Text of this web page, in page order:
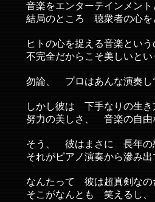
音楽をエンターテインメン
結局のところ 聴衆者の心を
ヒトの心を捉える音楽とい
不完全だからこそ美しいと
勿論、 プロはあんな演奏し
しかし彼は 下手なりの生
努力の美しさ、 音楽の自由
そう、 彼はまさに 長年の
それがピアノ演奏から滲み
なんたって 彼は超真剣な
そこがなんとも 笑えるし